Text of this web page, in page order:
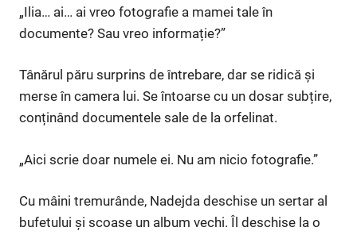
„Ilia… ai… ai vreo fotografie a mamei tale în
documente? Sau vreo informație?”
Tânărul păru surprins de întrebare, dar se ridică și
merse în camera lui. Se întoarse cu un dosar subțire,
conținând documentele sale de la orfelinat.
„Aici scrie doar numele ei. Nu am nicio fotografie.”
Cu mâini tremurânde, Nadejda deschise un sertar al
bufetului și scoase un album vechi. Îl deschise la o